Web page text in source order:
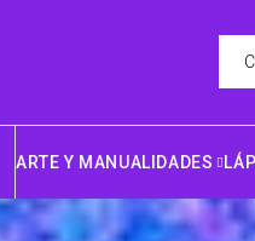
ARTE Y MANUALIDADES